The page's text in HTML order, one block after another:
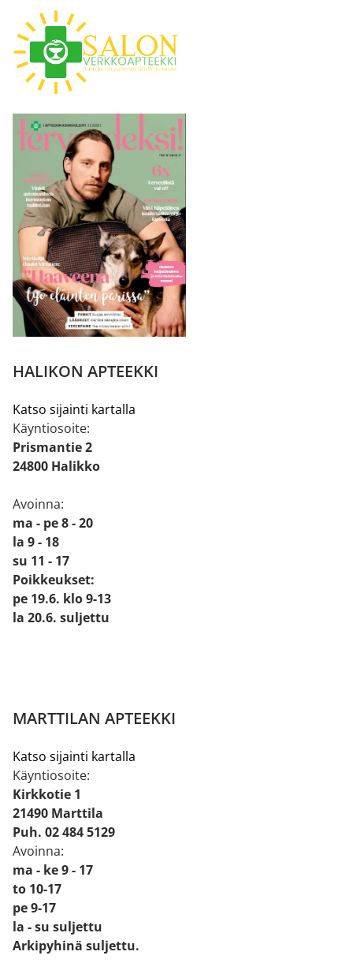
HALIKON APTEEKKI
Katso sijainti kartalla
Käyntiosoite:
Prismantie 2
24800 Halikko
Avoinna:
ma - pe 8 - 20
la 9 - 18
su 11 - 17
Poikkeukset:
pe 19.6. klo 9-13
la 20.6. suljettu
MARTTILAN APTEEKKI
Katso sijainti kartalla
Käyntiosoite:
Kirkkotie 1
21490 Marttila
Puh. 02 484 5129
Avoinna:
ma - ke 9 - 17
to 10-17
pe 9-17
la - su suljettu
Arkipyhinä suljettu.